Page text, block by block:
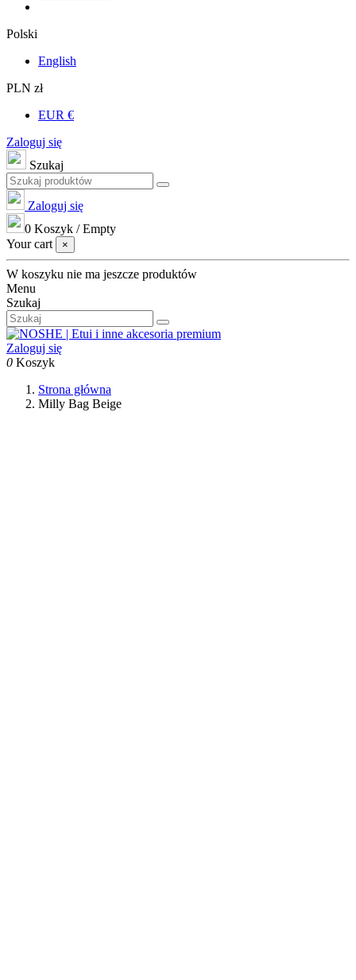
Polski
English
PLN zł
EUR €
Zaloguj się
Szukaj
Zaloguj się
0 Koszyk /Empty
Your cart
×
W koszyku nie ma jeszcze produktów
Menu
Szukaj
Zaloguj się
0 Koszyk
Strona główna
Milly Bag Beige